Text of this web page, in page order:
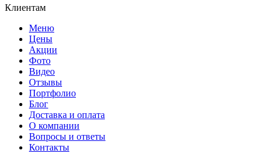
Клиентам
Меню
Цены
Акции
Фото
Видео
Отзывы
Портфолио
Блог
Доставка и оплата
О компании
Вопросы и ответы
Контакты